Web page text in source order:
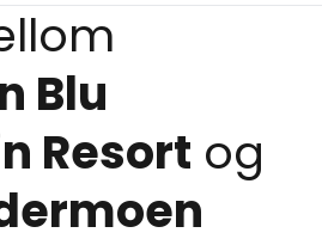
Blu
Resort og